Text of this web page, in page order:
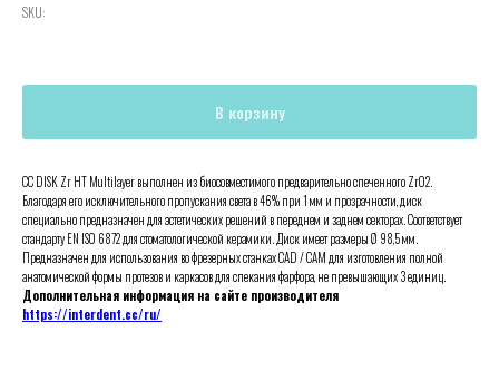
SKU:
В корзину
CC DISK Zr HT Multilayer выполнен из биосовместимого предварительно спеченного ZrO2.
Благодаря его исключительного пропускания света в 46% при 1 мм и прозрачности, диск
специально предназначен для эстетических решений в переднем и заднем секторах. Соответствует
стандарту EN ISO 6872 для стоматологической керамики. Диск имеет размеры Ø 98,5 мм.
Предназначен для использования во фрезерных станках CAD / CAM для изготовления полной
анатомической формы протезов и каркасов для спекания фарфора, не превышающих 3 единиц.
Дополнительная информация на сайте производителя
https://interdent.cc/ru/